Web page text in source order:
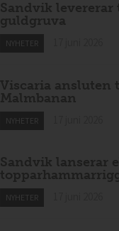
Sandvik levererar
guldgruva
NYHETER
Viscaria ansluten
Malmbanan
NYHETER
Sandvik lanserar
NYHETER